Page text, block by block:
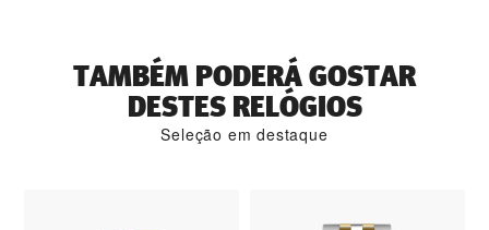
TAMBÉM PODERÁ GOSTAR
DESTES RELÓGIOS
Seleção em destaque